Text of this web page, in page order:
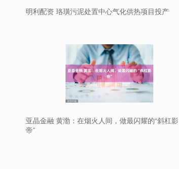
明利配资 珞璜污泥处置中心气化供热项目投产
亚晶金融 黄渤：在烟火人间，做最闪耀的“斜杠影
帝”